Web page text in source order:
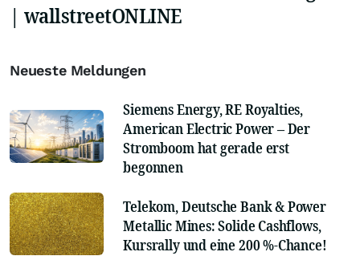
| wallstreetONLINE
Neueste Meldungen
Siemens Energy, RE Royalties,
American Electric Power – Der
Stromboom hat gerade erst
begonnen
Telekom, Deutsche Bank & Power
Metallic Mines: Solide Cashflows,
Kursrally und eine 200 %-Chance!